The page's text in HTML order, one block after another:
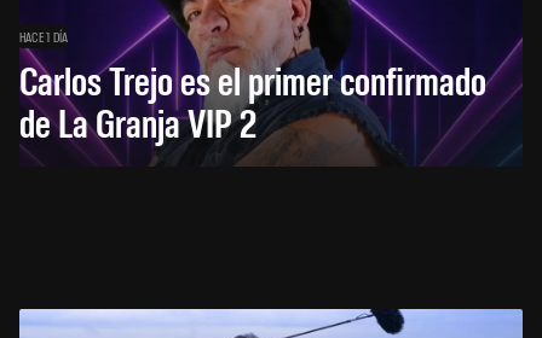
HACE 1 DÍA
Carlos Trejo es el primer confirmado
de La Granja VIP 2